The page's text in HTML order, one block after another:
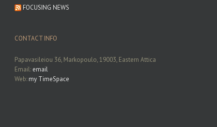
FOCUSING NEWS
CONTACT INFO
Papavasileiou 36, Markopoulo, 19003, Eastern Attica
Email: email
Web: my TimeSpace